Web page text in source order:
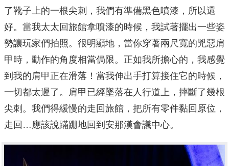
了靴子上的一根尖刺，我們有準備黑色噴漆，所以還
好。當我太太回旅館拿噴漆的時候，我試著擺出一些姿
勢讓玩家們拍照。很明顯地，當你穿著兩尺寬的兇惡肩
甲時，動作的角度相當侷限。正如我所擔心的，我感覺
到我的肩甲正在滑落！當我伸出手打算接住它的時候，
一切都太遲了。肩甲已經墜落在人行道上，摔斷了幾根
尖刺。我們得緩慢的走回旅館，把所有零件黏回原位，
走回…應該說蹣跚地回到安那漢會議中心。